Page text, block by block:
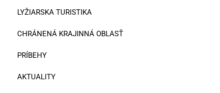
LYŽIARSKA TURISTIKA
CHRÁNENÁ KRAJINNÁ OBLASŤ
PRÍBEHY
AKTUALITY